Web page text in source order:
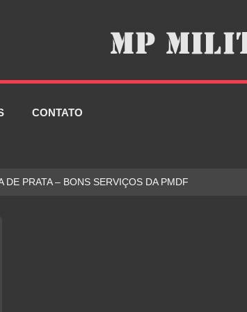
CONTATO
DE PRATA – BONS SERVIÇOS DA PMDF